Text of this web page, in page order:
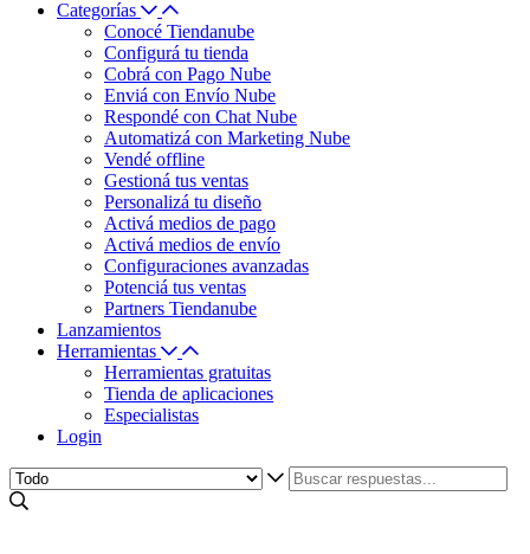
Categorías
Conocé Tiendanube
Configurá tu tienda
Cobrá con Pago Nube
Enviá con Envío Nube
Respondé con Chat Nube
Automatizá con Marketing Nube
Vendé offline
Gestioná tus ventas
Personalizá tu diseño
Activá medios de pago
Activá medios de envío
Configuraciones avanzadas
Potenciá tus ventas
Partners Tiendanube
Lanzamientos
Herramientas
Herramientas gratuitas
Tienda de aplicaciones
Especialistas
Login